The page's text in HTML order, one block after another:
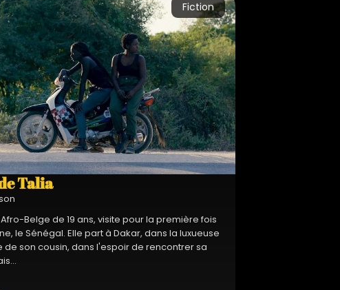
Talia
Fiction
Belge de 19 ans, visite pour la première fois
le Sénégal. Elle part à Dakar, dans la luxueuse
de son cousin, dans l'espoir de rencontrer sa